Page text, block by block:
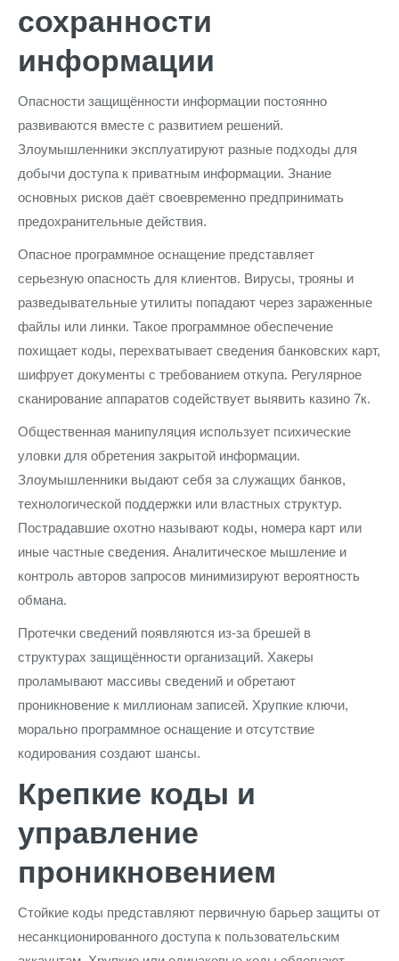
сохранности
информации
Опасности защищённости информации постоянно
развиваются вместе с развитием решений.
Злоумышленники эксплуатируют разные подходы для
добычи доступа к приватным информации. Знание
основных рисков даёт своевременно предпринимать
предохранительные действия.
Опасное программное оснащение представляет
серьезную опасность для клиентов. Вирусы, трояны и
разведывательные утилиты попадают через зараженные
файлы или линки. Такое программное обеспечение
похищает коды, перехватывает сведения банковских карт,
шифрует документы с требованием откупа. Регулярное
сканирование аппаратов содействует выявить казино 7к.
Общественная манипуляция использует психические
уловки для обретения закрытой информации.
Злоумышленники выдают себя за служащих банков,
технологической поддержки или властных структур.
Пострадавшие охотно называют коды, номера карт или
иные частные сведения. Аналитическое мышление и
контроль авторов запросов минимизируют вероятность
обмана.
Протечки сведений появляются из-за брешей в
структурах защищённости организаций. Хакеры
проламывают массивы сведений и обретают
проникновение к миллионам записей. Хрупкие ключи,
морально программное оснащение и отсутствие
кодирования создают шансы.
Крепкие коды и
управление
проникновением
Стойкие коды представляют первичную барьер защиты от
несанкционированного доступа к пользовательским